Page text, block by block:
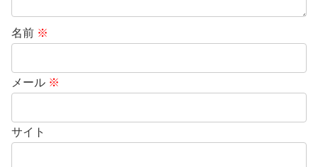
名前 ※
メール ※
サイト